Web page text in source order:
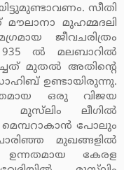
സീതി
മുഹമ്മദലി
ജീവചരിത്രം
1935 ല്‍ മലബാറില്‍
മുതല്‍ അതിന്റെ
ഉണ്ടായിരുന്നു.
ഒരു വിജയ
മുസ്‌ലിം ലീഗില്‍
പോലും
മുഖങ്ങളില്‍
ഉന്നതമായ കേരള